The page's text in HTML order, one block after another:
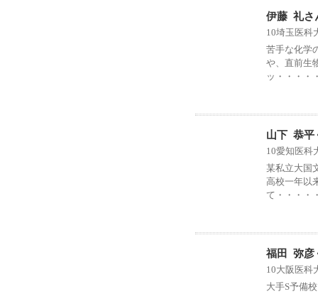
伊藤 礼さ
10埼玉医科
苦手な化学
や、直前生
ッ・・・・
山下 恭平
10愛知医科
某私立大国
高校一年以
て・・・・
福田 弥彦
10大阪医科
大手S予備